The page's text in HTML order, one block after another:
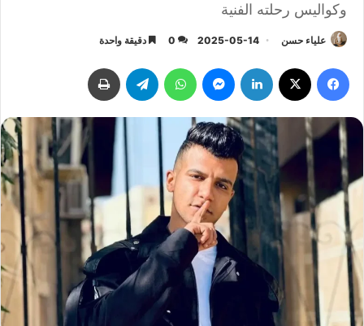
وكواليس رحلته الفنية
علياء حسن 2025-05-14
0 دقيقة واحدة